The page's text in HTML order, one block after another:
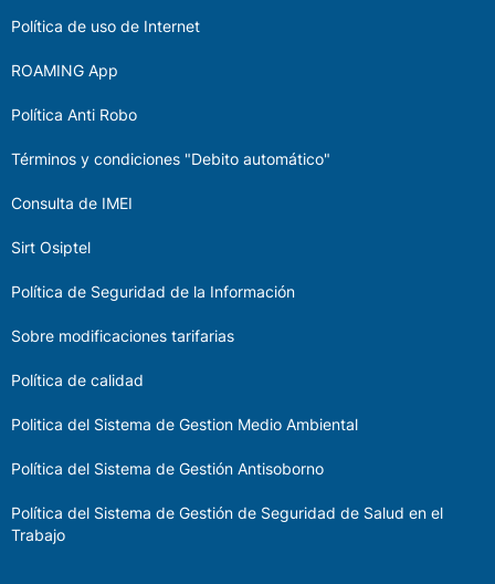
Política de uso de Internet
ROAMING App
Política Anti Robo
Términos y condiciones "Debito automático"
Consulta de IMEI
Sirt Osiptel
Política de Seguridad de la Información
Sobre modificaciones tarifarias
Política de calidad
Politica del Sistema de Gestion Medio Ambiental
Política del Sistema de Gestión Antisoborno
Política del Sistema de Gestión de Seguridad de Salud en el
Trabajo